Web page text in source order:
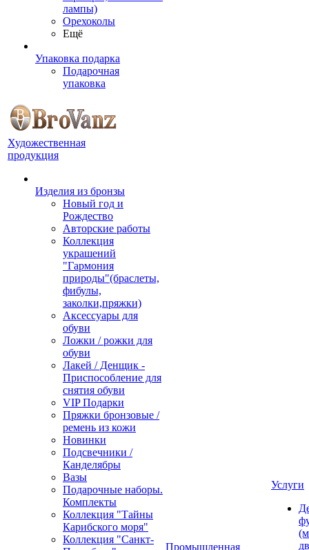
лампы)
Орехоколы
Ещё
Упаковка подарка
Подарочная
упаковка
Художественная
продукция
Изделия из бронзы
Новый год и
Рождество
Авторские работы
Коллекция
украшений
"Гармония
природы"(браслеты,
фибулы,
заколки,пряжки)
Аксессуары для
обуви
Ложки / рожки для
обуви
Лакей / Денщик -
Приспособление для
снятия обуви
VIP Подарки
Пряжки бронзовые /
ремень из кожи
Новинки
Подсвечники /
Канделябры
Вазы
Подарочные наборы.
Комплекты
Коллекция "Тайны
Карибского моря"
Коллекция "Санкт-
Промышленная
Услуги